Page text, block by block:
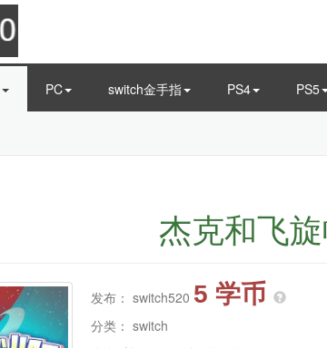
PC switch金手指 PS4 PS5
杰克和飞
发布： switch520 5 学币
分类： switch